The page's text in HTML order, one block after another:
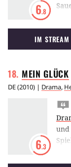
6.8
IM STREAM
MEINGLÜCK
DE(2010) | Drama,
6.3
und